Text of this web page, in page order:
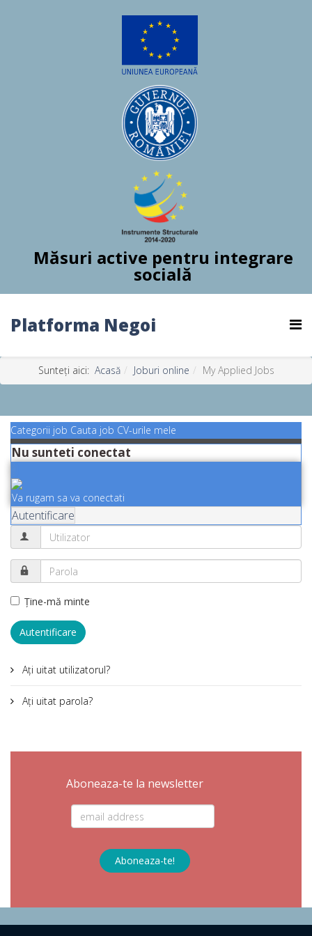
Măsuri active pentru integrare
socială
Platforma Negoi
Sunteți aici: Acasă Joburi online My Applied Jobs
Categorii job Cauta job CV-urile mele
Nu sunteti conectat
Va rugam sa va conectati
Autentificare
Ţine-mă minte
Autentificare
Aţi uitat utilizatorul?
Aţi uitat parola?
Aboneaza-te la newsletter